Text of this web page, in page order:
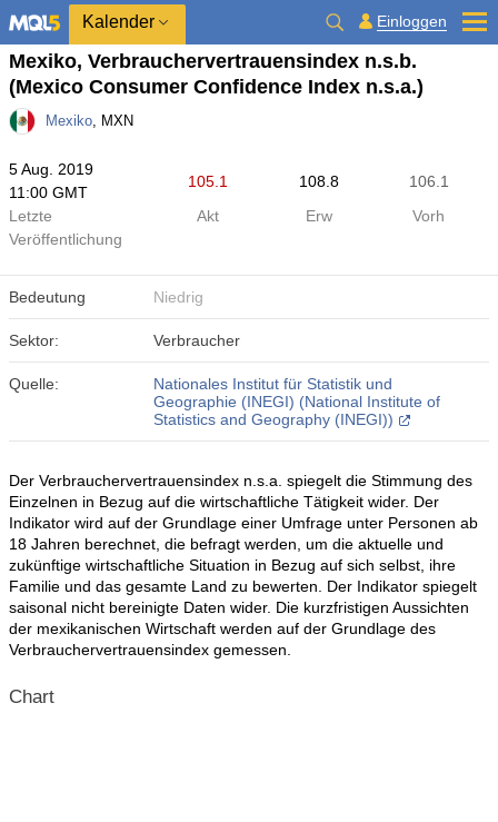
Kalender Einloggen
Mexiko, Verbrauchervertrauensindex n.s.b.
(Mexico Consumer Confidence Index n.s.a.)
Mexiko, MXN
5 Aug. 2019
11:00 GMT
105.1 108.8
106.1
Letzte
Veröffentlichung
Akt Erw Vorh
Bedeutung Niedrig
Sektor: Verbraucher
Quelle:
Nationales Institut für Statistik und
Geographie (INEGI) (National Institute of
Statistics and Geography (INEGI))
Der Verbrauchervertrauensindex n.s.a. spiegelt die Stimmung des
Einzelnen in Bezug auf die wirtschaftliche Tätigkeit wider. Der
Indikator wird auf der Grundlage einer Umfrage unter Personen ab
18 Jahren berechnet, die befragt werden, um die aktuelle und
zukünftige wirtschaftliche Situation in Bezug auf sich selbst, ihre
Familie und das gesamte Land zu bewerten. Der Indikator spiegelt
saisonal nicht bereinigte Daten wider. Die kurzfristigen Aussichten
der mexikanischen Wirtschaft werden auf der Grundlage des
Verbrauchervertrauensindex gemessen.
Chart